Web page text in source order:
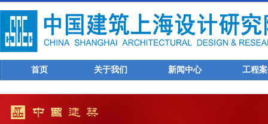
首页 关于我们 新闻中心 工程